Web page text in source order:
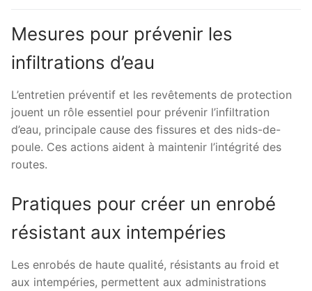
Mesures pour prévenir les
infiltrations d’eau
L’entretien préventif et les revêtements de protection
jouent un rôle essentiel pour prévenir l’infiltration
d’eau, principale cause des fissures et des nids-de-
poule. Ces actions aident à maintenir l’intégrité des
routes.
Pratiques pour créer un enrobé
résistant aux intempéries
Les enrobés de haute qualité, résistants au froid et
aux intempéries, permettent aux administrations